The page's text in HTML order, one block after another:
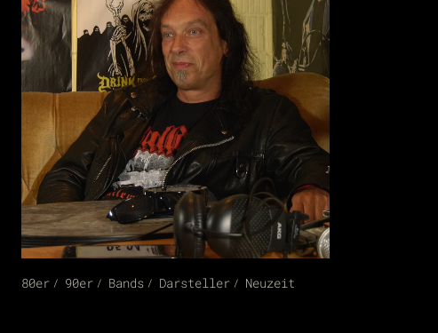
80er 90er Bands Darsteller Neuzeit